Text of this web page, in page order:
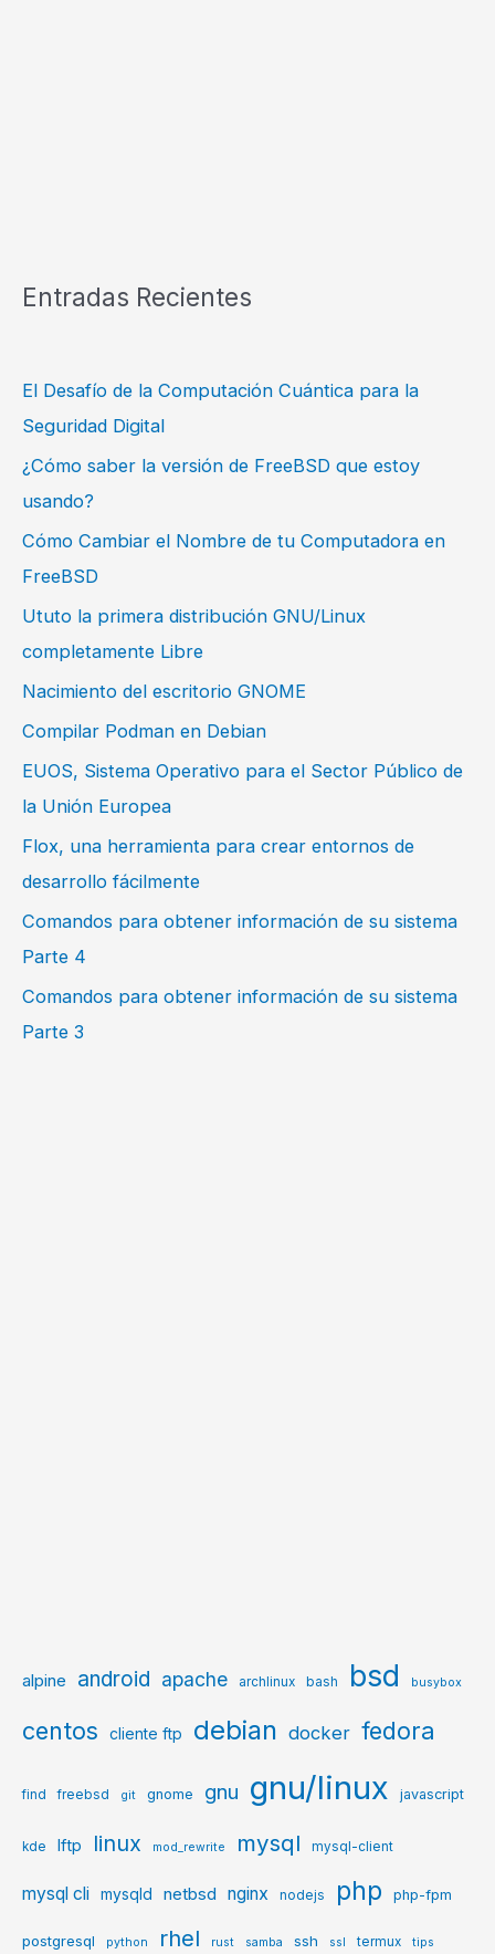
Entradas Recientes
El Desafío de la Computación Cuántica para la
Seguridad Digital
¿Cómo saber la versión de FreeBSD que estoy
usando?
Cómo Cambiar el Nombre de tu Computadora en
FreeBSD
Ututo la primera distribución GNU/Linux
completamente Libre
Nacimiento del escritorio GNOME
Compilar Podman en Debian
EUOS, Sistema Operativo para el Sector Público de
la Unión Europea
Flox, una herramienta para crear entornos de
desarrollo fácilmente
Comandos para obtener información de su sistema
Parte 4
Comandos para obtener información de su sistema
Parte 3
alpine android apache archlinux bash bsd busybox
centos cliente ftp debian docker fedora
find freebsd git gnome gnu gnu/linux javascript
kde lftp linux mod_rewrite mysql mysql-client
mysql cli mysqld netbsd nginx nodejs php php-fpm
postgresql python rhel rust samba ssh ssl termux tips